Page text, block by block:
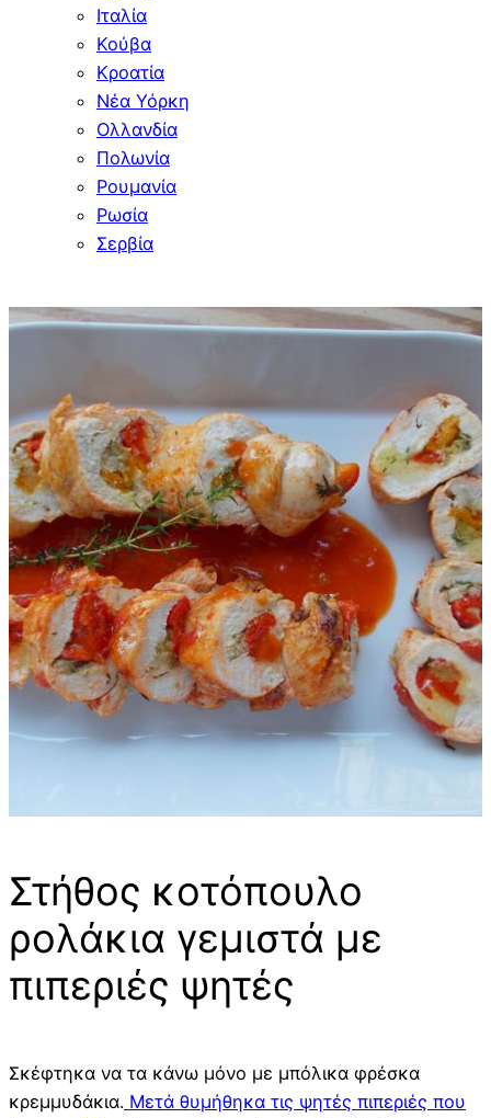
Ιταλία
Κούβα
Κροατία
Νέα Υόρκη
Ολλανδία
Πολωνία
Ρουμανία
Ρωσία
Σερβία
Στήθος κοτόπουλο
ρολάκια γεμιστά με
πιπεριές ψητές
Σκέφτηκα να τα κάνω μόνο με μπόλικα φρέσκα
κρεμμυδάκια. Μετά θυμήθηκα τις ψητές πιπεριές που